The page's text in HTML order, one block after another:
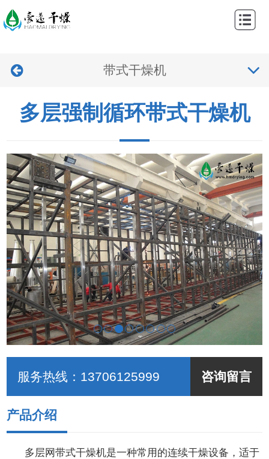
网
例
中
心
视
频
中
心
联
系
我
们
带式干燥机
多层强制循环带式干燥机
服务热线： 13706125999 咨询留言
产品介绍
多层网带式干燥机是一种常用的连续干燥设备，适于